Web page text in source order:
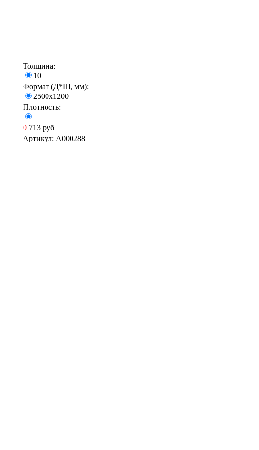
Толщина:
10
Формат (Д*Ш, мм):
2500х1200
Плотность:
0 713 руб
Артикул: A000288